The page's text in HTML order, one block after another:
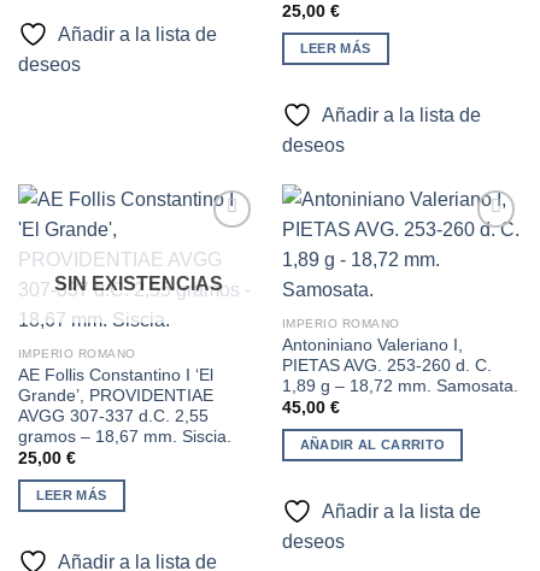
Añadir a la lista de
deseos
25,00 €
LEER MÁS
Añadir a la lista de
deseos
Añadir
SIN EXISTENCIAS
IMPERIO ROMANO
AE Follis Constantino I ‘El
Grande’, PROVIDENTIAE
AVGG 307-337 d.C. 2,55
gramos – 18,67 mm. Siscia.
25,00 €
LEER MÁS
Añadir a la lista de
IMPERIO ROMANO
Antoniniano Valeriano I,
PIETAS AVG. 253-260 d. C.
1,89 g – 18,72 mm. Samosata.
45,00 €
AÑADIR AL CARRITO
Añadir a la lista de
deseos